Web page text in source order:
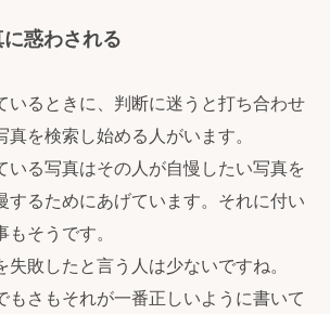
惑わされる
るときに、判断に迷うと打ち合わせ
を検索し始める人がいます。
る写真はその人が自慢したい写真を
するためにあげています。それに付い
そうです。
敗したと言う人は少ないですね。
さもそれが一番正しいように書いて